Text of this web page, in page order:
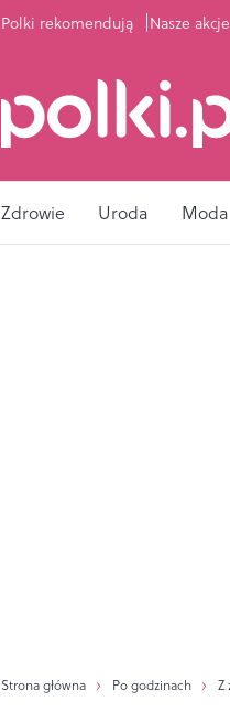
Polki rekomendują Nasze akcje
Zdrowie Uroda Moda
Strona główna Po godzinach Z